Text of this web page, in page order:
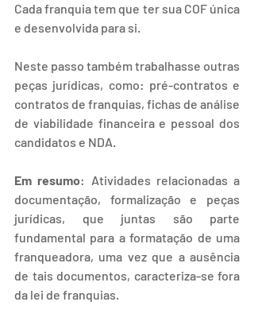
Cada franquia tem que ter sua COF única
e desenvolvida para si.
Neste passo também trabalhasse outras
peças jurídicas, como: pré-contratos e
contratos de franquias, fichas de análise
de viabilidade financeira e pessoal dos
candidatos e NDA.
Em resumo: Atividades relacionadas a
documentação, formalização e peças
jurídicas, que juntas são parte
fundamental para a formatação de uma
franqueadora, uma vez que a ausência
de tais documentos, caracteriza-se fora
da lei de franquias.